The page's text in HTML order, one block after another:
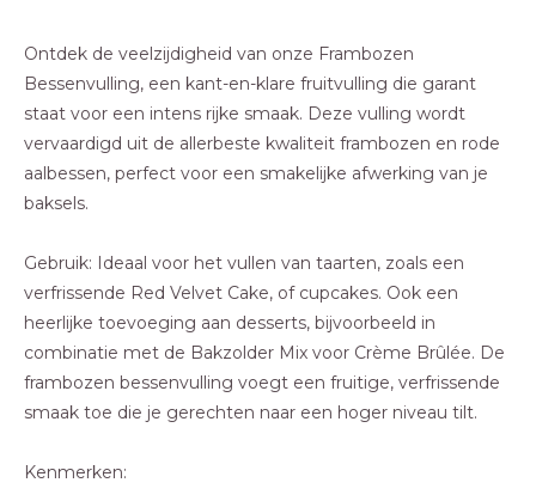
Ontdek de veelzijdigheid van onze Frambozen
Bessenvulling, een kant-en-klare fruitvulling die garant
staat voor een intens rijke smaak. Deze vulling wordt
vervaardigd uit de allerbeste kwaliteit frambozen en rode
aalbessen, perfect voor een smakelijke afwerking van je
baksels.
Gebruik: Ideaal voor het vullen van taarten, zoals een
verfrissende Red Velvet Cake, of cupcakes. Ook een
heerlijke toevoeging aan desserts, bijvoorbeeld in
combinatie met de Bakzolder Mix voor Crème Brûlée. De
frambozen bessenvulling voegt een fruitige, verfrissende
smaak toe die je gerechten naar een hoger niveau tilt.
Kenmerken: